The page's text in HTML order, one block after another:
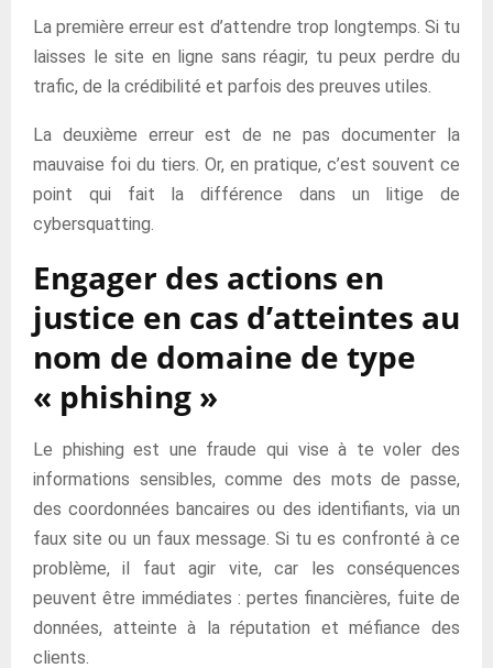
La première erreur est d’attendre trop longtemps. Si tu
laisses le site en ligne sans réagir, tu peux perdre du
trafic, de la crédibilité et parfois des preuves utiles.
La deuxième erreur est de ne pas documenter la
mauvaise foi du tiers. Or, en pratique, c’est souvent ce
point qui fait la différence dans un litige de
cybersquatting.
Engager des actions en
justice en cas d’atteintes au
nom de domaine de type
« phishing »
Le phishing est une fraude qui vise à te voler des
informations sensibles, comme des mots de passe,
des coordonnées bancaires ou des identifiants, via un
faux site ou un faux message. Si tu es confronté à ce
problème, il faut agir vite, car les conséquences
peuvent être immédiates : pertes financières, fuite de
données, atteinte à la réputation et méfiance des
clients.